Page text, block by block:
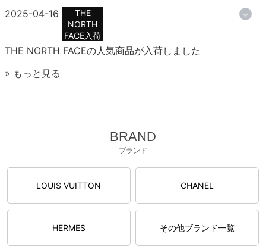
2025-04-16
THE
NORTH
FACE入荷
THE NORTH FACEの人気商品が入荷しました
» もっと見る
BRAND
ブランド
LOUIS VUITTON CHANEL
HERMES その他ブランド一覧